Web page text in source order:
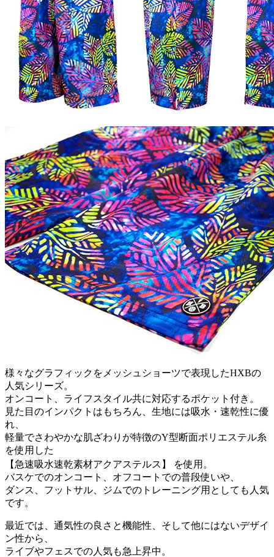
様々なグラフィックをメッシュショーツで表現したHXBの
人気シリーズ。
オンコート、ライフスタイル共に対応するポケット付き。
見た目のインパクトはもちろん、生地には吸水・速乾性に優
れ、
軽量でさわやかな肌ざわりが特徴のY型断面ポリエステル糸
を使用した
【急速吸水速乾素材アクアステルス】 を使用。
バスケでのオンコート、オフコートでの普段使いや、
ダンス、フットサル、ジムでのトレーニング用としても人気
です。
最近では、通気性の良さと機能性、そして他にはないデザイ
ン性から、
ライブやフェスでの人気も急上昇中。